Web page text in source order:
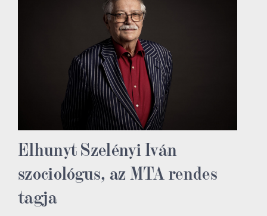
Elhunyt Szelényi Iván
szociológus, az MTA rendes
tagja